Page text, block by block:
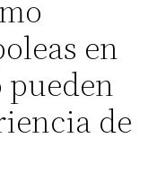
en
pueden
de